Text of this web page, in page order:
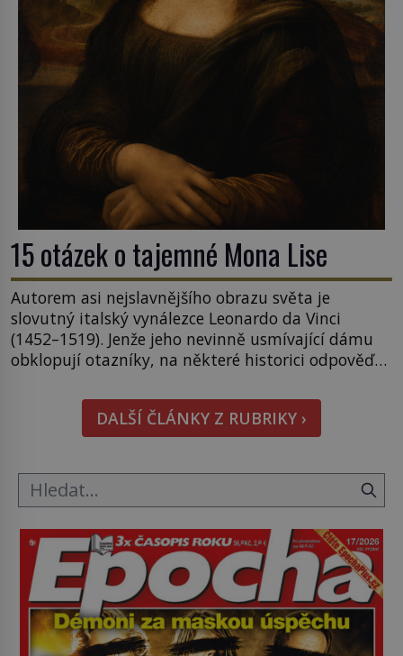
15 otázek o tajemné Mona Lise
Autorem asi nejslavnějšího obrazu světa je
slovutný italský vynálezce Leonardo da Vinci
(1452–1519). Jenže jeho nevinně usmívající dámu
obklopují otazníky, na některé historici odpověď
pověsil Napoleon? Samotný císař Napoleon
Bonaparte (1769–1821) má pro malbu slabost, a
tak si ji ještě jako první konzul přemístí do své
DALŠÍ ČLÁNKY Z RUBRIKY ›